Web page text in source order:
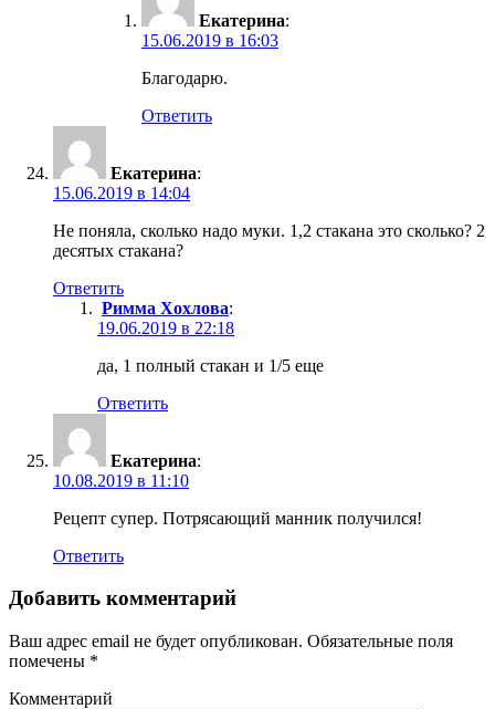
Екатерина:
15.06.2019 в 16:03
Благодарю.
Ответить
Екатерина:
15.06.2019 в 14:04
Не поняла, сколько надо муки. 1,2 стакана это сколько? 2
десятых стакана?
Ответить
Римма Хохлова:
19.06.2019 в 22:18
да, 1 полный стакан и 1/5 еще
Ответить
Екатерина:
10.08.2019 в 11:10
Рецепт супер. Потрясающий манник получился!
Ответить
Добавить комментарий
Ваш адрес email не будет опубликован. Обязательные поля
помечены *
Комментарий